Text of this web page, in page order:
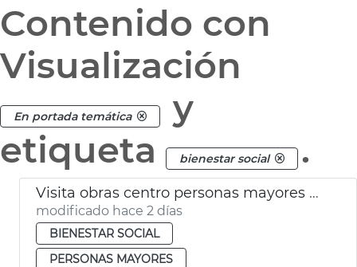
Contenido con
Visualización
En portada temática
y
etiqueta
bienestar social .
Visita obras centro personas mayores Sant Antoni València
modificado hace 2 días
BIENESTAR SOCIAL
PERSONAS MAYORES